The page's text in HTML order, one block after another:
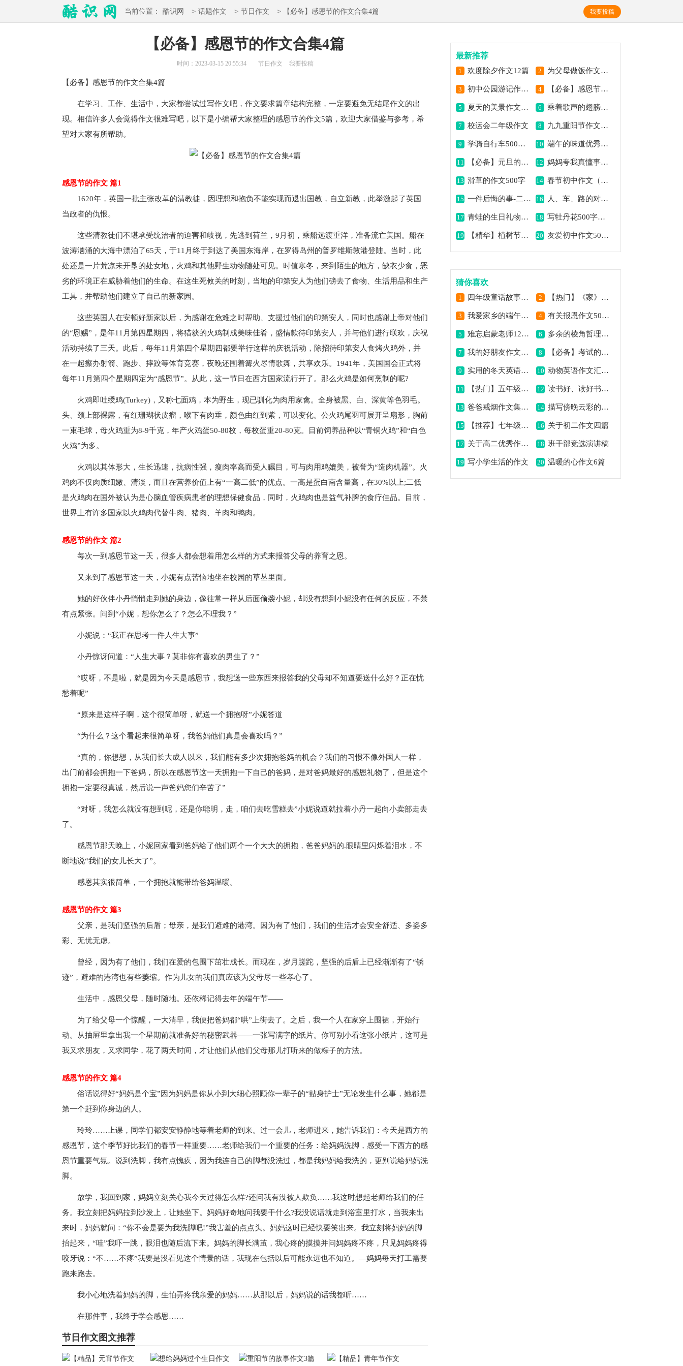
当前位置： 酷识网 > 话题作文 > 节日作文 > 【必备】感恩节的作文合集4篇 我要投稿
【必备】感恩节的作文合集4篇
时间：2023-03-15 20:55:34 节日作文 我要投稿
【必备】 感恩节的作文合集4篇
在学习、工作、生活中，大家都尝试过写作文吧，作文要求篇章结构完整，一定要避免无结尾作文的出
现。相信许多人会觉得作文很难写吧，以下是小编帮大家整理的感恩节的作文5篇，欢迎大家借鉴与参考，希
望对大家有所帮助。
感恩节的作文 篇1
1620年，英国一批主张改革的清教徒，因理想和抱负不能实现而退出国教，自立新教，此举激起了英国
当政者的仇恨。
这些清教徒们不堪承受统治者的迫害和歧视，先逃到荷兰，9月初，乘船远渡重洋，准备流亡美国。船在
波涛汹涌的大海中漂泊了65天，于11月终于到达了美国东海岸，在罗得岛州的普罗维斯敦港登陆。当时，此
处还是一片荒凉未开垦的处女地，火鸡和其他野生动物随处可见。时值寒冬，来到陌生的地方，缺衣少食，恶
劣的环境正在威胁着他们的生命。在这生死攸关的时刻，当地的印第安人为他们磅去了食物、生活用品和生产
工具，并帮助他们建立了自己的新家园。
这些英国人在安顿好新家以后，为感谢在危难之时帮助、支援过他们的印第安人，同时也感谢上帝对他们
的“恩赐”，是年11月第四星期四，将猎获的火鸡制成美味佳肴，盛情款待印第安人，并与他们进行联欢，庆祝
活动持续了三天。此后，每年11月第四个星期四都要举行这样的庆祝活动，除招待印第安人食烤火鸡外，并
在一起瘵办射箭、跑步、摔跤等体育竞赛，夜晚还围着篝火尽情歌舞，共享欢乐。1941年，美国国会正式将
每年11月第四个星期四定为“感恩节”。从此，这一节日在西方国家流行开了。那么火鸡是如何烹制的呢?
火鸡即吐绶鸡(Turkey)，又称七面鸡，本为野生，现已驯化为肉用家禽。全身被黑、白、深黄等色羽毛。
头、颈上部裸露，有红珊瑚状皮瘤，喉下有肉垂，颜色由红到紫，可以变化。公火鸡尾羽可展开呈扇形，胸前
一束毛球，母火鸡重为8-9千克，年产火鸡蛋50-80枚，每枚蛋重20-80克。目前饲养品种以“青铜火鸡”和“白色
火鸡”为多。
火鸡以其体形大，生长迅速，抗病性强，瘦肉率高而受人瞩目，可与肉用鸡媲美，被誉为“造肉机器”。火
鸡肉不仅肉质细嫩、清淡，而且在营养价值上有“一高二低”的优点。一高是蛋白南含量高，在30%以上;二低
是火鸡肉在国外被认为是心脑血管疾病患者的理想保健食品，同时，火鸡肉也是益气补脾的食疗佳品。目前，
世界上有许多国家以火鸡肉代替牛肉、猪肉、羊肉和鸭肉。
感恩节的作文 篇2
每次一到感恩节这一天，很多人都会想着用怎么样的方式来报答父母的养育之恩。
又来到了感恩节这一天，小妮有点苦恼地坐在校园的草丛里面。
她的好伙伴小丹悄悄走到她的身边，像往常一样从后面偷袭小妮，却没有想到小妮没有任何的反应，不禁
有点紧张。问到“小妮，想你怎么了？怎么不理我？”
小妮说：“我正在思考一件人生大事”
小丹惊讶问道：“人生大事？莫非你有喜欢的男生了？”
“哎呀，不是啦，就是因为今天是感恩节，我想送一些东西来报答我的父母却不知道要送什么好？正在忧
愁着呢”
“原来是这样子啊，这个很简单呀，就送一个拥抱呀”小妮答道
“为什么？这个看起来很简单呀，我爸妈他们真是会喜欢吗？”
“真的，你想想，从我们长大成人以来，我们能有多少次拥抱爸妈的机会？我们的习惯不像外国人一样，
出门前都会拥抱一下爸妈，所以在感恩节这一天拥抱一下自己的爸妈，是对爸妈最好的感恩礼物了，但是这个
拥抱一定要很真诚，然后说一声爸妈您们辛苦了”
“对呀，我怎么就没有想到呢，还是你聪明，走，咱们去吃雪糕去”小妮说道就拉着小丹一起向小卖部走去
了。
感恩节那天晚上，小妮回家看到爸妈给了他们两个一个大大的拥抱，爸爸妈妈的.眼睛里闪烁着泪水，不
断地说“我们的女儿长大了”。
感恩其实很简单，一个拥抱就能带给爸妈温暖。
感恩节的作文 篇3
父亲，是我们坚强的后盾；母亲，是我们避难的港湾。因为有了他们，我们的生活才会安全舒适、多姿多
彩、无忧无虑。
曾经，因为有了他们，我们在爱的包围下茁壮成长。而现在，岁月蹉跎，坚强的后盾上已经渐渐有了“锈
迹”，避难的港湾也有些萎缩。作为儿女的我们真应该为父母尽一些孝心了。
生活中，感恩父母，随时随地。还依稀记得去年的端午节——
为了给父母一个惊醒，一大清早，我便把爸妈都“哄”上街去了。之后，我一个人在家穿上围裙，开始行
动。从抽屉里拿出我一个星期前就准备好的秘密武器——一张写满字的纸片。你可别小看这张小纸片，这可是
我又求朋友，又求同学，花了两天时间，才让他们从他们父母那儿打听来的做粽子的方法。
感恩节的作文 篇4
俗话说得好“妈妈是个宝”因为妈妈是你从小到大细心照顾你一辈子的“贴身护士”无论发生什么事，她都是
第一个赶到你身边的人。
玲玲……上课，同学们都安安静静地等着老师的到来。过一会儿，老师进来，她告诉我们：今天是西方的
感恩节，这个季节好比我们的春节一样重要……老师给我们一个重要的任务：给妈妈洗脚，感受一下西方的感
恩节重要气氛。说到洗脚，我有点愧疚，因为我连自己的脚都没洗过，都是我妈妈给我洗的，更别说给妈妈洗
脚。
放学，我回到家，妈妈立刻关心我今天过得怎么样?还问我有没被人欺负……我这时想起老师给我们的任
务。我立刻把妈妈拉到沙发上，让她坐下。妈妈好奇地问我要干什么?我没说话就走到浴室里打水，当我来出
来时，妈妈就问：“你不会是要为我洗脚吧!”我害羞的点点头。妈妈这时已经快要笑出来。我立刻将妈妈的脚
抬起来，“哇”我吓一跳，眼泪也随后流下来。妈妈的脚长满茧，我心疼的摸摸并问妈妈疼不疼，只见妈妈疼得
咬牙说：“不……不疼”我要是没看见这个情景的话，我现在包括以后可能永远也不知道。—妈妈每天打工需要
跑来跑去。
我小心地洗着妈妈的脚，生怕弄疼我亲爱的妈妈……从那以后，妈妈说的话我都听……
在那件事，我终于学会感恩……
节日作文图文推荐
最新推荐
1 欢度除夕作文12篇 2 为父母做饭作文500字
3 初中公园游记作文500字 4 【必备】感恩节的作文合集4篇
5 夏天的美景作文500字三篇 6 乘着歌声的翅膀作文500字
7 校运会二年级作文 8 九九重阳节作文400字
9 学骑自行车500字优秀作文（通用70篇） 10 端午的味道优秀作文500字
11 【必备】元旦的作文八篇 12 妈妈夸我真懂事作文500字
13 滑草的作文500字 14 春节初中作文（精选12篇）
15 一件后悔的事-二年级作文 16 人、车、路的对话500字作文
17 青蛙的生日礼物作文5篇 18 写牡丹花500字作文
19 【精华】植树节作文合集七篇 20 友爱初中作文500字
猜你喜欢
1 四年级童话故事作文500字 2 【热门】《家》七年级作文500字四篇
3 我爱家乡的端午节作文汇总7篇 4 有关报恩作文500字合集8篇
5 难忘启蒙老师1200字作文 6 多余的棱角哲理故事
7 我的好朋友作文三年级 8 【必备】考试的作文合集8篇
9 实用的冬天英语作文合集10篇 10 动物英语作文汇编10篇
11 【热门】五年级作文锦集十篇 12 读书好、读好书、好读书作文
13 爸爸戒烟作文集合15篇 14 描写傍晚云彩的优美段落
15 【推荐】七年级的作文500字汇编六篇 16 关于初二作文四篇
17 关于高二优秀作文9篇 18 班干部竞选演讲稿
19 写小学生活的作文 20 温暖的心作文6篇